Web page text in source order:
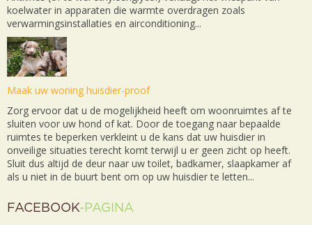
koelwater in apparaten die warmte overdragen zoals
verwarmingsinstallaties en airconditioning...
Maak uw woning huisdier-proof
Zorg ervoor dat u de mogelijkheid heeft om woonruimtes af te
sluiten voor uw hond of kat. Door de toegang naar bepaalde
ruimtes te beperken verkleint u de kans dat uw huisdier in
onveilige situaties terecht komt terwijl u er geen zicht op heeft.
Sluit dus altijd de deur naar uw toilet, badkamer, slaapkamer af
als u niet in de buurt bent om op uw huisdier te letten...
FACEBOOK-PAGINA